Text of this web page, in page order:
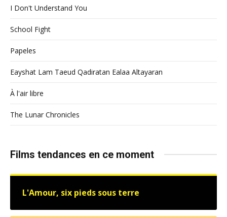
I Don't Understand You
School Fight
Papeles
Eayshat Lam Taeud Qadiratan Ealaa Altayaran
À l'air libre
The Lunar Chronicles
Films tendances en ce moment
L'Amour, six pieds sous terre